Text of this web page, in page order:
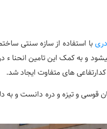
با استفاده از سازه سنتی
و به کمک این تامین انحنا
های متفاوت ایجاد شد.
قوسی و تیزه و دره دانست و